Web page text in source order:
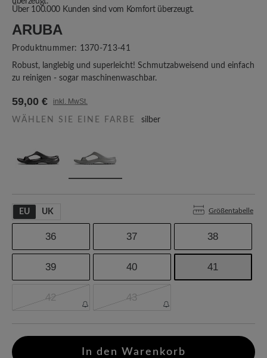
Über 100.000 Kunden sind vom Komfort überzeugt.
ARUBA
Produktnummer: 1370-713-41
Robust, langlebig und superleicht! Schmutzabweisend und einfach
zu reinigen - sogar maschinenwaschbar.
59,00 € inkl. MwSt.
WÄHLEN SIE EINE FARBE silber
EU UK Größentabelle
36 37 38
39 40 41
42 43
In den Warenkorb